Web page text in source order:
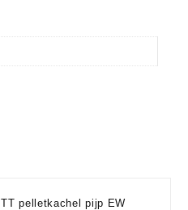
TT pelletkachel pijp EW